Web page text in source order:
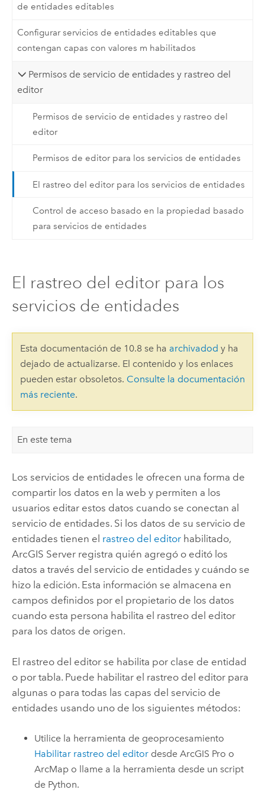
de entidades editables
Configurar servicios de entidades editables que
contengan capas con valores m habilitados
Permisos de servicio de entidades y rastreo del
editor
Permisos de servicio de entidades y rastreo del
editor
Permisos de editor para los servicios de entidades
El rastreo del editor para los servicios de entidades
Control de acceso basado en la propiedad basado
para servicios de entidades
El rastreo del editor para los
servicios de entidades
Esta documentación de 10.8 se ha archivadod y ha
dejado de actualizarse. El contenido y los enlaces
pueden estar obsoletos. Consulte la documentación
más reciente.
En este tema
Los servicios de entidades le ofrecen una forma de
compartir los datos en la web y permiten a los
usuarios editar estos datos cuando se conectan al
servicio de entidades. Si los datos de su servicio de
entidades tienen el rastreo del editorhabilitado,
ArcGIS Serverregistra quién agregó o editó los
datos a través del servicio de entidades y cuándo se
hizo la edición. Esta información se almacena en
campos definidos por el propietario de los datos
cuando esta persona habilita el rastreo del editor
para los datos de origen.
El rastreo del editor se habilita por clase de entidad
o por tabla. Puede habilitar el rastreo del editor para
algunas o para todas las capas del servicio de
entidades usando uno de los siguientes métodos:
Utilice la herramienta de geoprocesamiento
Habilitar rastreo del editor desdeArcGIS Pro o
ArcMap o llame a la herramienta desde un script
de Python.